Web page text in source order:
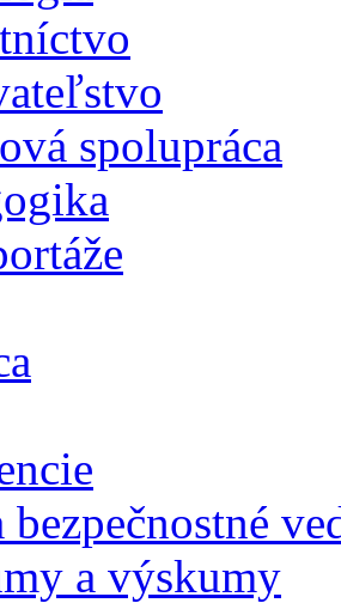
spolupráca
bezpečnostné
a výskumy